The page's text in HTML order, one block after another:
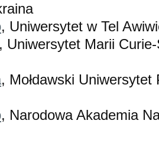
, Uniwersytet w Tel
Uniwersytet Marii
, Mołdawski
, Narodowa Akademia